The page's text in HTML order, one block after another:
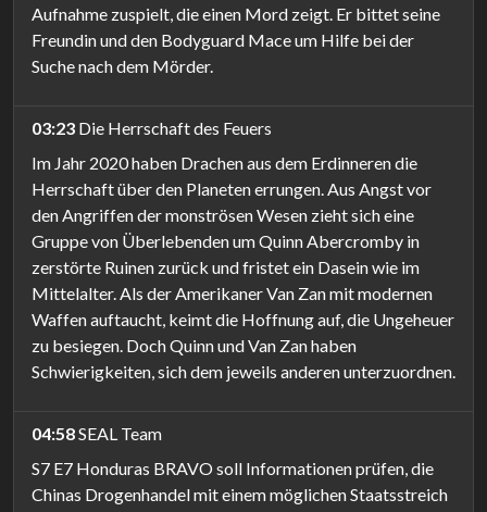
Aufnahme zuspielt, die einen Mord zeigt. Er bittet seine
Freundin und den Bodyguard Mace um Hilfe bei der
Suche nach dem Mörder.
03:23 Die Herrschaft des Feuers
Im Jahr 2020 haben Drachen aus dem Erdinneren die
Herrschaft über den Planeten errungen. Aus Angst vor
den Angriffen der monströsen Wesen zieht sich eine
Gruppe von Überlebenden um Quinn Abercromby in
zerstörte Ruinen zurück und fristet ein Dasein wie im
Mittelalter. Als der Amerikaner Van Zan mit modernen
Waffen auftaucht, keimt die Hoffnung auf, die Ungeheuer
zu besiegen. Doch Quinn und Van Zan haben
Schwierigkeiten, sich dem jeweils anderen unterzuordnen.
04:58SEAL Team
S7 E7 Honduras BRAVO soll Informationen prüfen, die
Chinas Drogenhandel mit einem möglichen Staatsstreich